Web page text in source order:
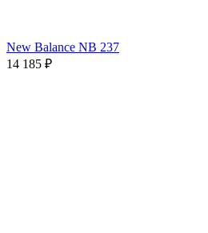
New Balance NB 237
14 185 ₽